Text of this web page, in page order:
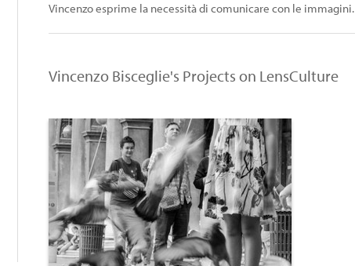
Vincenzo esprime la necessità di comunicare con le immagini.
Vincenzo Bisceglie's Projects on LensCulture